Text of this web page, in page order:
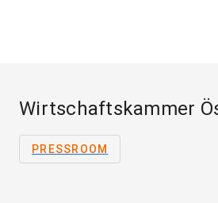
Wirtschaftskammer
PRESSROOM